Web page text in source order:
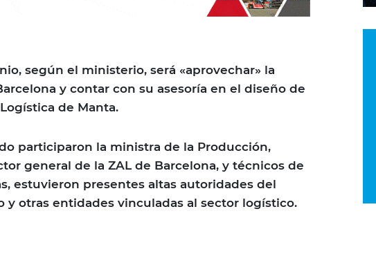
según el ministerio, será «aprovechar» la
y contar con su asesoría en el diseño de
de Manta.
participaron la ministra de la Producción,
general de la ZAL de Barcelona, y técnicos de
estuvieron presentes altas autoridades del
y otras entidades vinculadas al sector logístico.